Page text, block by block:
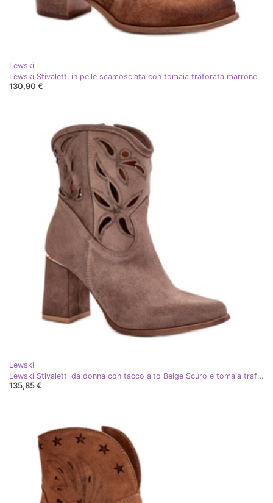
Lewski
Lewski Stivaletti in pelle scamosciata con tomaia traforata marrone
130,90 €
Lewski
Lewski Stivaletti da donna con tacco alto Beige Scuro e tomaia traforata
135,85 €